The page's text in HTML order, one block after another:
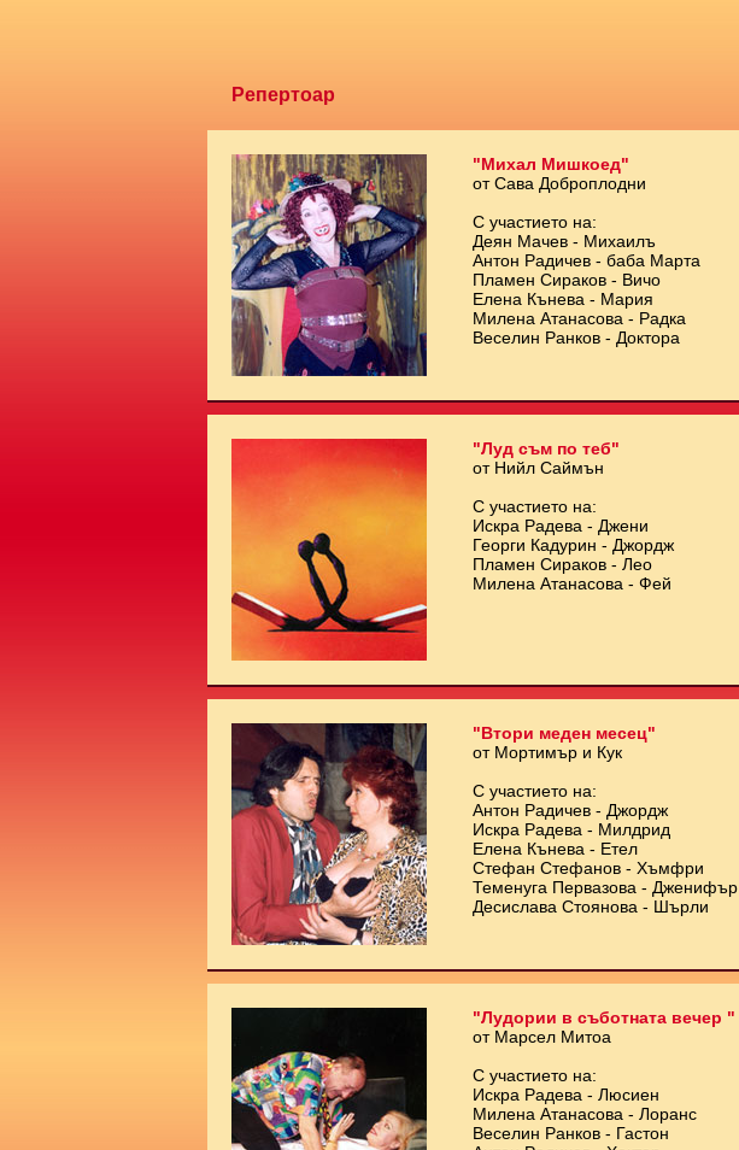
Репертоар
"Михал Мишкоед"
от Сава Доброплодни
С участието на:
Деян Мачев - Михаилъ
Антон Радичев - баба Марта
Пламен Сираков - Вичо
Елена Кънева - Мария
Милена Атанасова - Радка
Веселин Ранков - Доктора
"Луд съм по теб"
от Нийл Саймън
С участието на:
Искра Радева - Джени
Георги Кадурин - Джордж
Пламен Сираков - Лео
Милена Атанасова - Фей
"Втори меден месец"
от Мортимър и Кук
С участието на:
Антон Радичев - Джордж
Искра Радева - Милдрид
Елена Кънева - Етел
Стефан Стефанов - Хъмфри
Теменуга Первазова - Дженифър
Десислава Стоянова - Шърли
"Лудории в съботната вечер "
от Марсел Митоа
С участието на:
Искра Радева - Люсиен
Милена Атанасова - Лоранс
Веселин Ранков - Гастон